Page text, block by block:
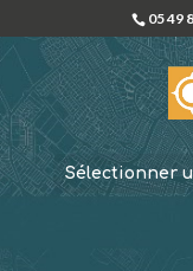
05 49
Sélectionner